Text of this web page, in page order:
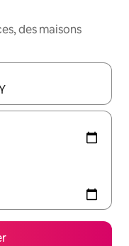
des maisons
les flèches vers le